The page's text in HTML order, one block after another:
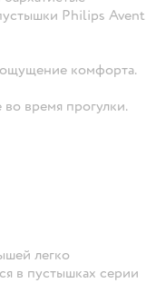
Philips Avent
ощущение комфорта.
время прогулки.
легко
в пустышках серии